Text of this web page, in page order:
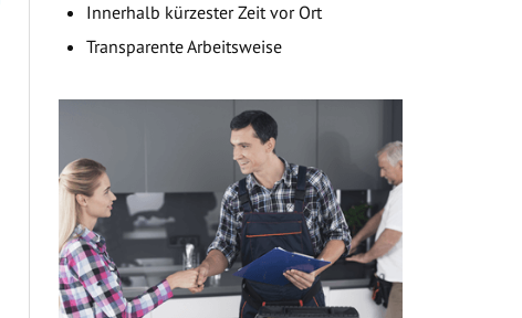
Innerhalb kürzester Zeit vor Ort
Transparente Arbeitsweise